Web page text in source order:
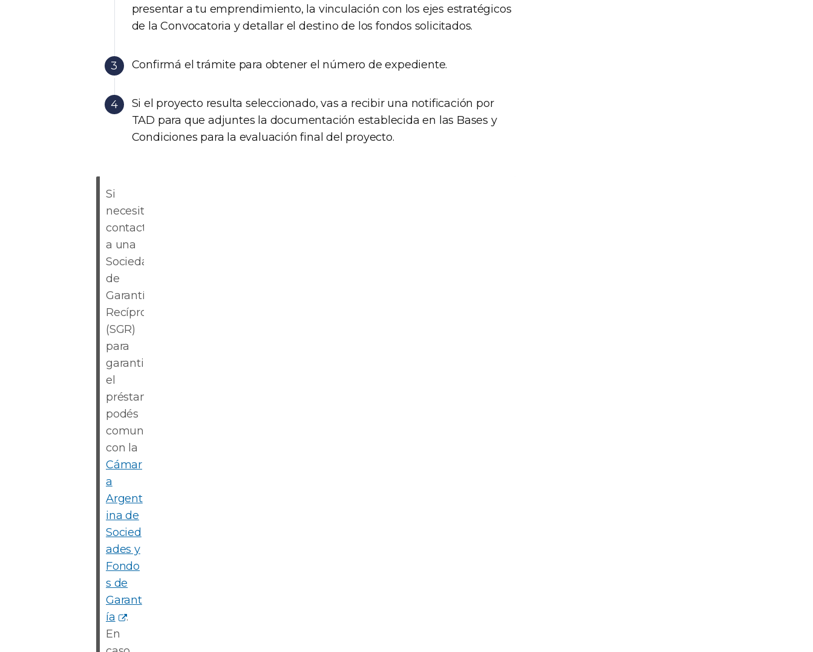
presentar a tu emprendimiento, la vinculación con los ejes estratégicos
de la Convocatoria y detallar el destino de los fondos solicitados.
Confirmá el trámite para obtener el número de expediente.
Si el proyecto resulta seleccionado, vas a recibir una notificación por
TAD para que adjuntes la documentación establecida en las Bases y
Condiciones para la evaluación final del proyecto.
Si
necesitas
contactar
a una
Sociedad
de
Garantía
Recíproca
(SGR)
para
garantizar
el
préstamo,
podés
comunicarte
con la
Cámar
a
Argent
ina de
Socied
ades y
Fondo
s de
Garant
ía
.
En